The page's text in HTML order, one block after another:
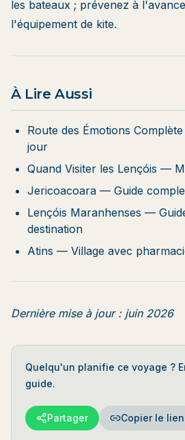
les bateaux ; prévenez à
l'équipement de kite.
À Lire Aussi
Route des Émotions Complète
jour
Quand Visiter les Lençóis —
Jericoacoara — Guide
Lençóis Maranhenses —
destination
Atins — Village avec
Dernière mise à jour : juin 2026
Quelqu'un planifie ce voyage ?
guide.
Partager Copier le lien